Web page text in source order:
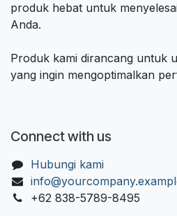
produk hebat untuk
Anda.
Produk kami dirancang untuk
yang ingin mengoptimalkan
Connect with us
Hubungi kami
+62 838-5789-8495